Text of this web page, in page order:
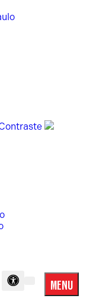
MENU
Menu